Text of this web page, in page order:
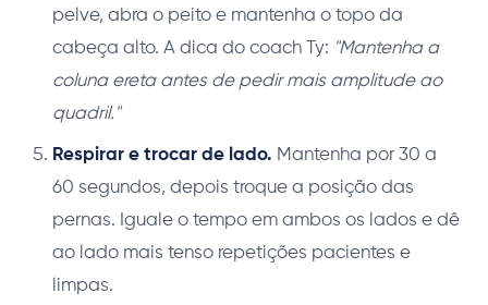
pelve, abra o peito e mantenha o topo da
cabeça alto. A dica do coach Ty: "Mantenha a
coluna ereta antes de pedir mais amplitude ao
quadril."
Respirar e trocar de lado. Mantenha por 30 a
60 segundos, depois troque a posição das
pernas. Iguale o tempo em ambos os lados e dê
ao lado mais tenso repetições pacientes e
limpas.